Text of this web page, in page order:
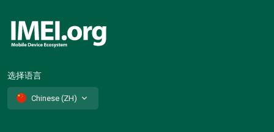
选择语言
Chinese (ZH)